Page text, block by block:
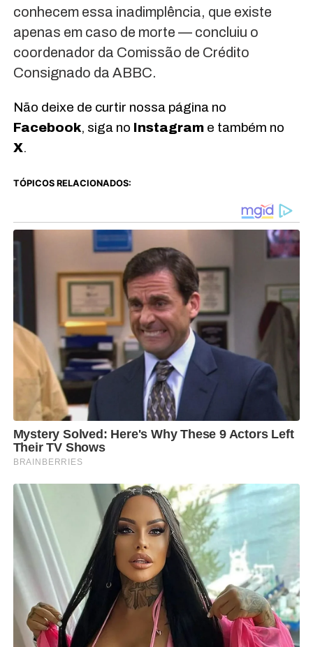
conhecem essa inadimplência, que existe
apenas em caso de morte — concluiu o
coordenador da Comissão de Crédito
Consignado da ABBC.
Não deixe de curtir nossa página no
Facebook, siga no Instagrame também no
X.
TÓPICOS RELACIONADOS: